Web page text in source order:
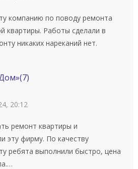
компанию по поводу ремонта
квартиры. Работы сделали в
никаких нареканий нет.
(7)
20:12
ремонт квартиры и
эту фирму. По качеству
ребята выполнили быстро, цена